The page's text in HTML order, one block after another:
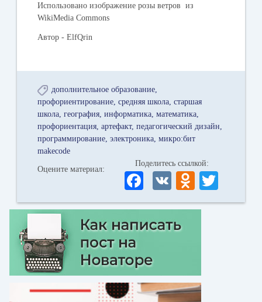
Использовано изображение розы ветров из
WikiMedia Commons
Автор - ElfQrin
дополнительное образование
профориентирование средняя школа старшая
школа география информатика математика
профориентация артефакт педагогический дизайн
программирование электроника микро:бит
makecode
Оцените материал:
Поделитесь ссылкой:
Fa
ce
bo
ok
V
K
O
dn
ok
ni
ki
wi